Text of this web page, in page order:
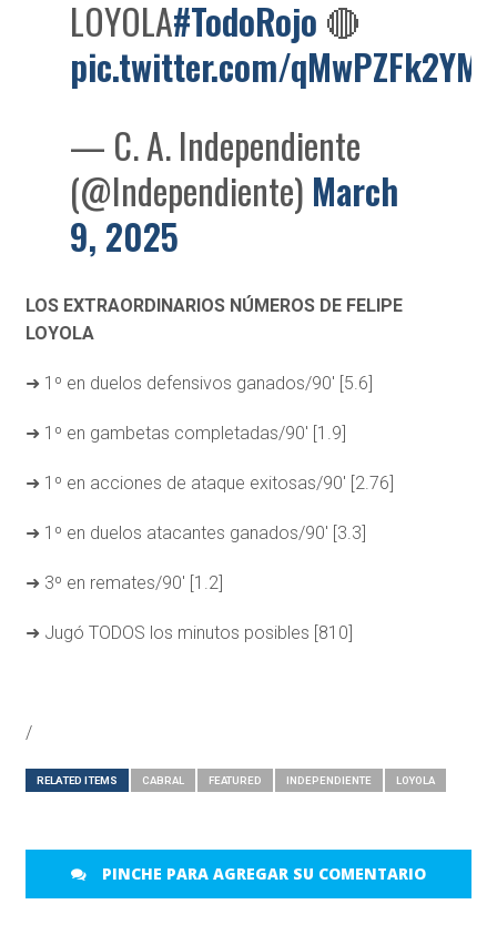
LOYOLA#TodoRojo 🔴
pic.twitter.com/qMwPZFk2YM
— C. A. Independiente
(@Independiente) March
9, 2025
LOS EXTRAORDINARIOS NÚMEROS DE FELIPE
LOYOLA
➜ 1º en duelos defensivos ganados/90′ [5.6]
➜ 1º en gambetas completadas/90′ [1.9]
➜ 1º en acciones de ataque exitosas/90′ [2.76]
➜ 1º en duelos atacantes ganados/90′ [3.3]
➜ 3º en remates/90′ [1.2]
➜ Jugó TODOS los minutos posibles [810]
/
RELATED ITEMS CABRAL FEATURED INDEPENDIENTE LOYOLA
PINCHE PARA AGREGAR SU COMENTARIO